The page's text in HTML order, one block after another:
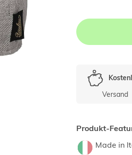
Versand
Produkt-
Made in